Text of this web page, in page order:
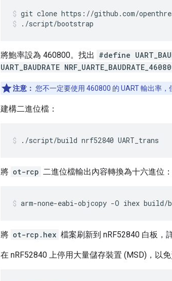
git clone https://github.com/
./script/bootstrap
將鮑率設為 460800。找出 #define
UART_BAUDRATE
注意： 您不一定要使用 460800 的 UART 輸出率
建構二進位檔：
./script/build nrf52840 UART_trans
將 ot-rcp 二進位檔輸出內容轉換為十六進位：
arm-none-eabi-objcopy -O ihex
將 ot-rcp.hex 檔案刷新到 nRF52840 白板，
在 nRF52840 上停用大量儲存裝置 (MSD)，以